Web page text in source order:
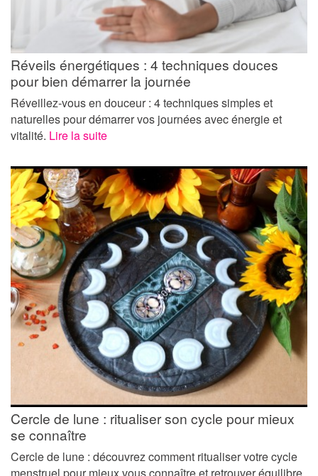
Réveils énergétiques : 4 techniques douces
pour bien démarrer la journée
Réveillez-vous en douceur : 4 techniques simples et
naturelles pour démarrer vos journées avec énergie et
vitalité. Lire la suite
Cercle de lune : ritualiser son cycle pour mieux
se connaître
Cercle de lune : découvrez comment ritualiser votre cycle
menstruel pour mieux vous connaître et retrouver équilibre